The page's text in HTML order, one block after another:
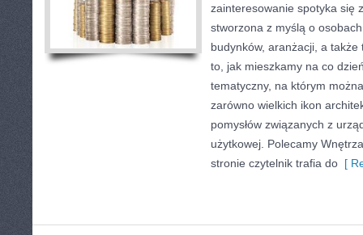
zainteresowanie spotyka się
stworzona z myślą o
budynków, aranżacji, a także
to, jak mieszkamy na co
tematyczny, na którym
zarówno wielkich ikon
pomysłów związanych z
użytkowej. Polecamy
stronie czytelnik trafia do [